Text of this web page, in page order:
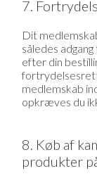
7.
Dit
således
efter din
medlemskab
opkræves du
8. Køb af
produkter